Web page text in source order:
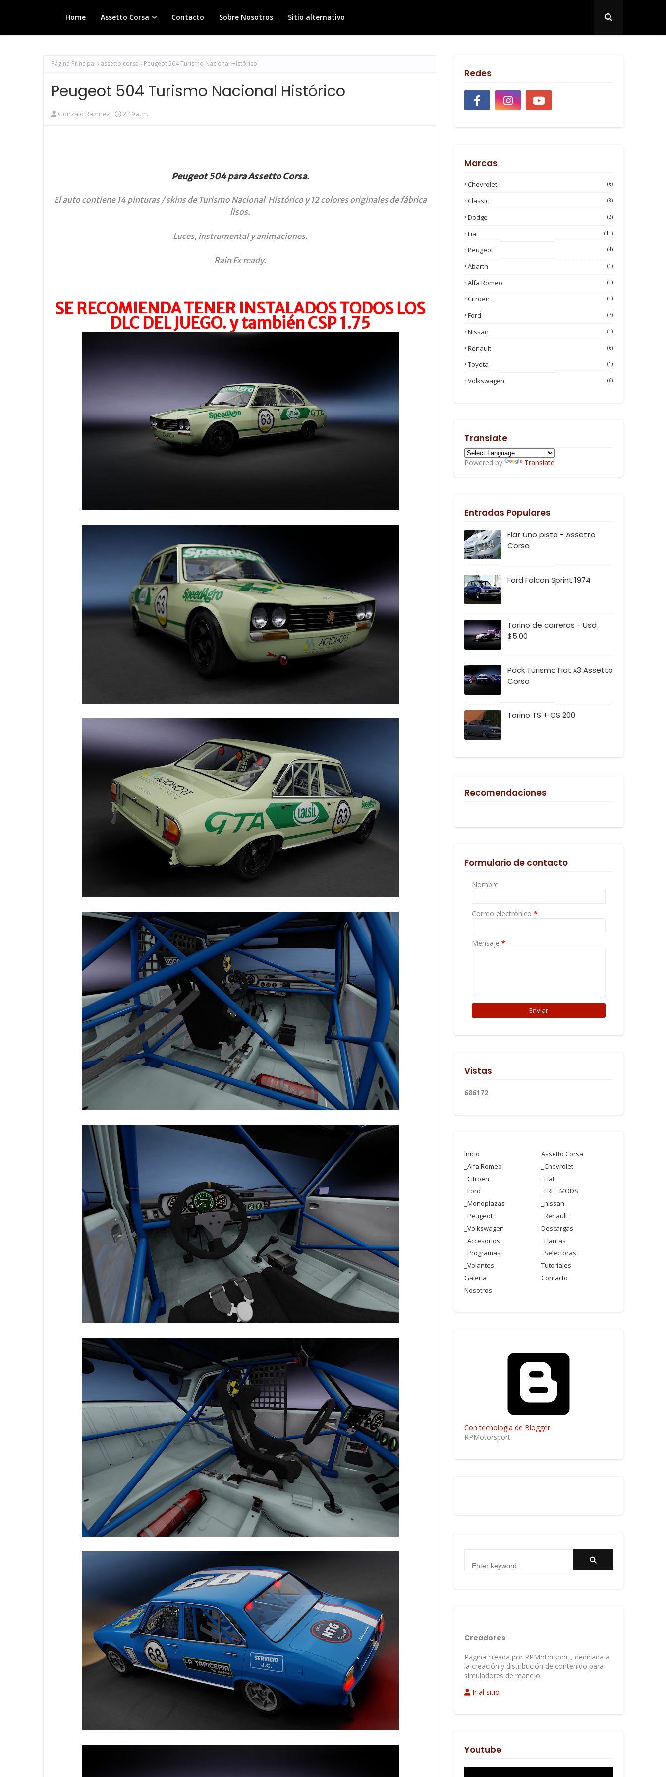
Home Assetto Corsa Contacto Sobre Nosotros Sitio alternativo
Página Principal assetto corsa Peugeot 504 Turismo Nacional Histórico
Peugeot 504 Turismo Nacional Histórico
Gonzalo Ramirez 2:19 a.m.
Peugeot 504 para Assetto Corsa.
El auto contiene 14 pinturas / skins de Turismo Nacional Histórico y 12 colores originales de fábrica
lisos.
Luces, instrumental y animaciones.
Rain Fx ready.
SE RECOMIENDA TENER INSTALADOS TODOS LOS
DLC DEL JUEGO. y también CSP 1.75
Redes
Marcas
Chevrolet (6)
Classic (8)
Dodge (2)
Fiat (11)
Peugeot (4)
Abarth (1)
Alfa Romeo (1)
Citroen (1)
Ford (7)
Nissan (1)
Renault (6)
Toyota (1)
Volkswagen (6)
Translate
Powered by Translate
Entradas Populares
Fiat Uno pista - Assetto
Corsa
Ford Falcon Sprint 1974
Torino de carreras - Usd
$5.00
Pack Turismo Fiat x3 Assetto
Corsa
Torino TS + GS 200
Recomendaciones
Formulario de contacto
Nombre
Correo electrónico *
Mensaje *
Vistas
686172
Inicio
Assetto Corsa
_Alfa Romeo
_Chevrolet
_Citroen
_Fiat
_Ford
_FREE MODS
_Monoplazas
_nissan
_Peugeot
_Renault
_Volkswagen
Descargas
_Accesorios
_Llantas
_Programas
_Selectoras
_Volantes
Tutoriales
Galeria
Contacto
Nosotros
Con tecnología de Blogger
RPMotorsport
Creadores
Pagina creada por RPMotorsport, dedicada a
la creación y distribución de contenido para
simuladores de manejo.
Ir al sitio
Youtube